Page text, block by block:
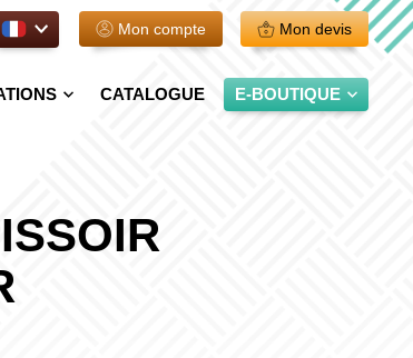
FR. Mon compte Mon devis
CATALOGUE E-BOUTIQUE